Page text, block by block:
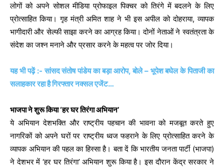
लोगों को अपने सोशल मीडिया प्रोफाइल पिक्चर को तिरंगे में बदलने के लिए
प्रोत्साहित किया। गृह मंत्री अमित शाह ने भी इस अपील को दोहराया, व्यापक
भागीदारी और सेल्फी साझा करने का आग्रह किया। दोनों नेताओं ने स्वतंत्रता के
संदेश का जश्न मनाने और प्रसार करने के महत्व पर जोर दिया।
यह भी पढ़ें :- सांसद संतोष पांडेय का बड़ा आरोप, बोले – भूपेश बघेल के पिताजी का
सलाहकार रहा है गिरफ्तार नक्सल एजेंट…
भाजपा ने शुरू किया ‘हर घर तिरंगा अभियान’
ये अभियान देशभक्ति और राष्ट्रीय पहचान की भावना को मजबूत करते हुए
नागरिकों को अपने घरों पर राष्ट्रीय ध्वज फहराने के लिए प्रोत्साहित करने के
व्यापक अभियान की पहल का हिस्सा है। बता दें कि भारतीय जनता पार्टी (भाजपा)
ने देशभर में ‘हर घर तिरंगा’ अभियान शुरू किया है। इस दौरान केंद्र सरकार ने